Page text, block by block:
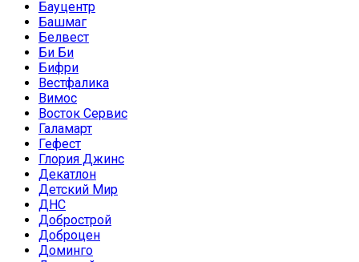
Бауцентр
Башмаг
Белвест
Би Би
Бифри
Вестфалика
Вимос
Восток Сервис
Галамарт
Гефест
Глория Джинс
Декатлон
Детский Мир
ДНС
Добрострой
Доброцен
Доминго